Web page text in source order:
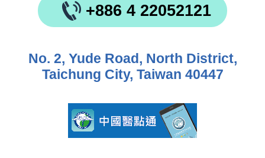
+886 4 22052121
No. 2, Yude Road, North District,
Taichung City, Taiwan 40447